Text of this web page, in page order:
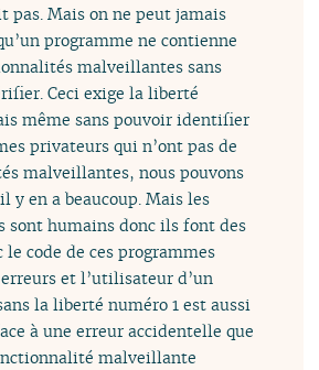
pas. Mais on ne peut jamais
programme ne contienne
malveillantes sans
Ceci exige la liberté
même sans pouvoir identifier
privateurs qui n’ont pas de
malveillantes, nous pouvons
y en a beaucoup. Mais les
sont humains donc ils font des
le code de ces programmes
et l’utilisateur d’un
la liberté numéro 1 est aussi
à une erreur accidentelle que
malveillante